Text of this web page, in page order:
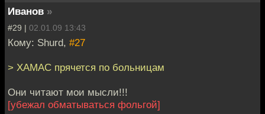
Иванов »
#29 | 02.01.09 13:43
Кому: Shurd, #27
> ХАМАС прячется по больницам
Они читают мои мысли!!!
[убежал обматываться фольгой]